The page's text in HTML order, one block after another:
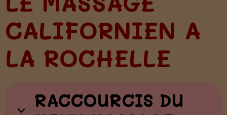
CALIFORNIEN A
LA ROCHELLE
RACCOURCIS DU